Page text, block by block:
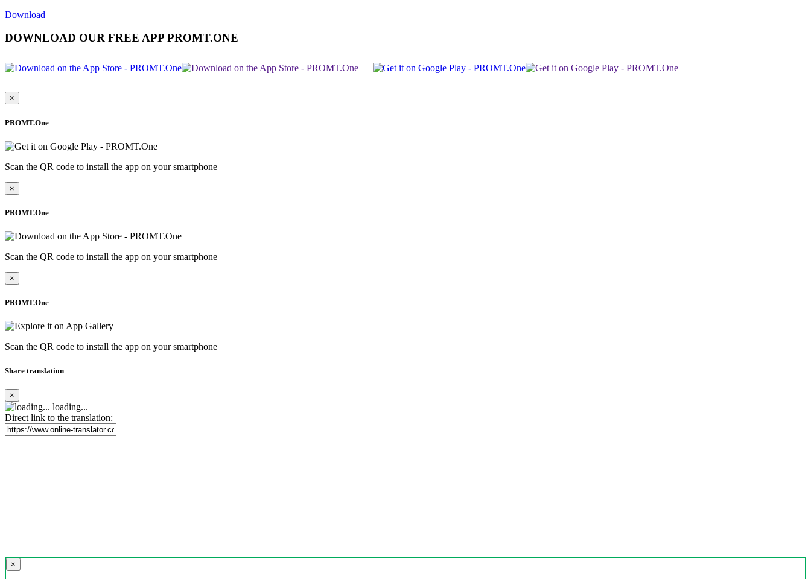
Download
DOWNLOAD OUR FREE APP PROMT.ONE
×
PROMT.One
Scan the QR code to install the app on your smartphone
×
PROMT.One
Scan the QR code to install the app on your smartphone
×
PROMT.One
Scan the QR code to install the app on your smartphone
Share translation
×
loading...
Direct link to the translation:
×